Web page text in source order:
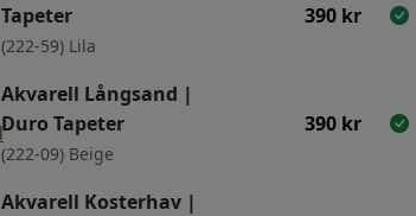
Tapeter
(222-59) Lila
390 kr
Akvarell Långsand |
Duro Tapeter
(222-09) Beige
390 kr
Akvarell Kosterhav |